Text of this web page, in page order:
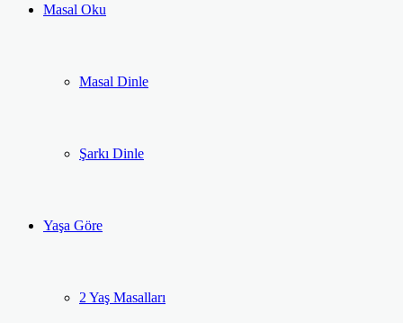
Masal Oku
Masal Dinle
Şarkı Dinle
Yaşa Göre
2 Yaş Masalları